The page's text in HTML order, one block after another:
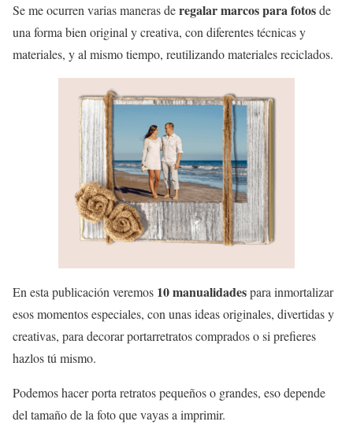
Se me ocurren varias maneras deregalar marcos para fotosde
una forma bien original y creativa, con diferentes técnicas y
materiales, y al mismo tiempo, reutilizando materiales reciclados.
En esta publicación veremos 10 manualidadespara inmortalizar
esos momentos especiales, con unas ideas originales, divertidas y
creativas, para decorar portarretratos comprados o si prefieres
hazlos tú mismo.
Podemos hacer porta retratos pequeños o grandes, eso depende
del tamaño de la foto que vayas a imprimir.